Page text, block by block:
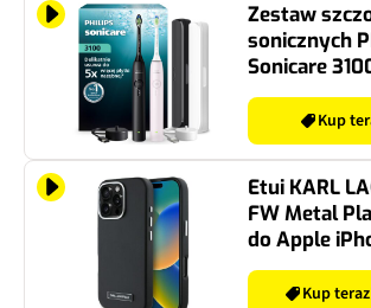
Zestaw
sonicznych
Sonicare
(2 szt.)
Kup
Etui KARL
FW Metal
do Apple
Max Czarny
Kup teraz